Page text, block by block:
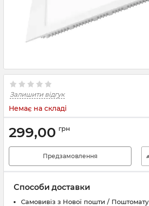
Залишити відгук
Немає на складі
299,00 грн
Предзамовлення
Способи доставки
Самовивіз з Нової пошти / Поштомату